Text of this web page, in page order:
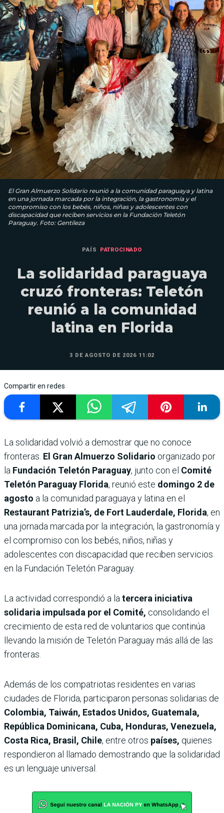
El Gran Almuerzo Solidario reunió a la comunidad paraguaya y latina
en una jornada marcada por la integración, la gastronomía y el
compromiso con los bebés, niños, niñas y adolescentes con
discapacidad que reciben servicios en la Fundación Teletón
Paraguay. Foto: Gentileza
PAÍS PATROCINADO
La solidaridad paraguaya
cruzó fronteras: Teletón
reunió a la comunidad
latina en Florida
3 DE AGOSTO DE 2026 11:02
Compartir en redes
La solidaridad volvió a demostrar que no conoce
fronteras. El Gran Almuerzo Solidario organizado por
la Fundación Teletón Paraguay, junto con el Comité
Teletón Paraguay Florida, reunió este domingo 2 de
agosto a la comunidad paraguaya y latina en el
Restaurant Patrizia’s, de Fort Lauderdale, Florida, en
una jornada marcada por la integración, la gastronomía y
el compromiso con los bebés, niños, niñas y
adolescentes con discapacidad que reciben servicios
en la Fundación Teletón Paraguay.
La actividad correspondió a latercera iniciativa
solidaria impulsada por el Comité, consolidando el
crecimiento de esta red de voluntarios que continúa
llevando la misión de Teletón Paraguay más allá de las
fronteras.
Además de los compatriotas residentes en varias
ciudades de Florida, participaron personas solidarias de
Colombia, Taiwán, Estados Unidos, Guatemala,
República Dominicana, Cuba, Honduras, Venezuela,
Costa Rica, Brasil, Chile, entre otros países, quienes
respondieron al llamado demostrando que la solidaridad
es un lenguaje universal.